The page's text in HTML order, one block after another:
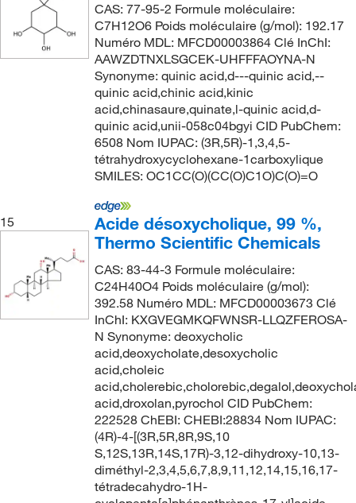
CAS: 77-95-2 Formule moléculaire:
C7H12O6 Poids moléculaire (g/mol): 192.17
Numéro MDL: MFCD00003864 Clé InChI:
AAWZDTNXLSGCEK-UHFFFAOYNA-N
Synonyme: quinic acid,d---quinic acid,--
quinic acid,chinic acid,kinic
acid,chinasaure,quinate,l-quinic acid,d-
quinic acid,unii-058c04bgyi CID PubChem:
6508 Nom IUPAC: (3R,5R)-1,3,4,5-
tétrahydroxycyclohexane-1carboxylique
SMILES: OC1CC(O)(CC(O)C1O)C(O)=O
15
Acide désoxycholique, 99 %,
Thermo Scientific Chemicals
CAS: 83-44-3 Formule moléculaire:
C24H40O4 Poids moléculaire (g/mol):
392.58 Numéro MDL: MFCD00003673 Clé
InChI: KXGVEGMKQFWNSR-LLQZFEROSA-
N Synonyme: deoxycholic
acid,deoxycholate,desoxycholic
acid,choleic
acid,droxolan,pyrochol CID PubChem:
222528 ChEBI: CHEBI:28834 Nom IUPAC:
(4R)-4-[(3R,5R,8R,9S,10
S,12S,13R,14S,17R)-3,12-dihydroxy-10,13-
diméthyl-2,3,4,5,6,7,8,9,11,12,14,15,16,17-
tétradecahydro-1H-